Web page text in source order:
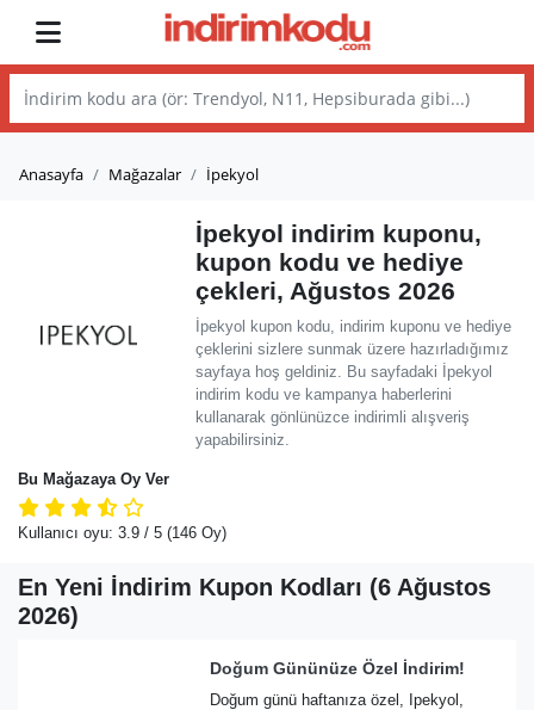
Anasayfa Mağazalar İpekyol
Bu Mağazaya Oy Ver
Kullanıcı oyu: 3.9 / 5 (146 Oy)
İpekyol indirim kuponu,
kupon kodu ve hediye
çekleri, Ağustos 2026
İpekyol kupon kodu, indirim kuponu ve hediye
çeklerini sizlere sunmak üzere hazırladığımız
sayfaya hoş geldiniz. Bu sayfadaki İpekyol
indirim kodu ve kampanya haberlerini
kullanarak gönlünüzce indirimli alışveriş
yapabilirsiniz.
En Yeni İndirim Kupon Kodları (6 Ağustos
2026)
Doğum Gününüze Özel İndirim!
Doğum günü haftanıza özel, Ipekyol,